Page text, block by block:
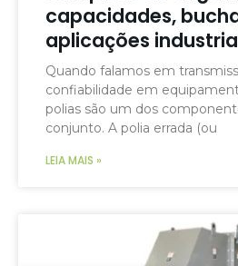
capacidades,
aplicações
Quando falamos em
confiabilidade em
polias são um dos
conjunto. A polia errada (ou
LEIA MAIS »